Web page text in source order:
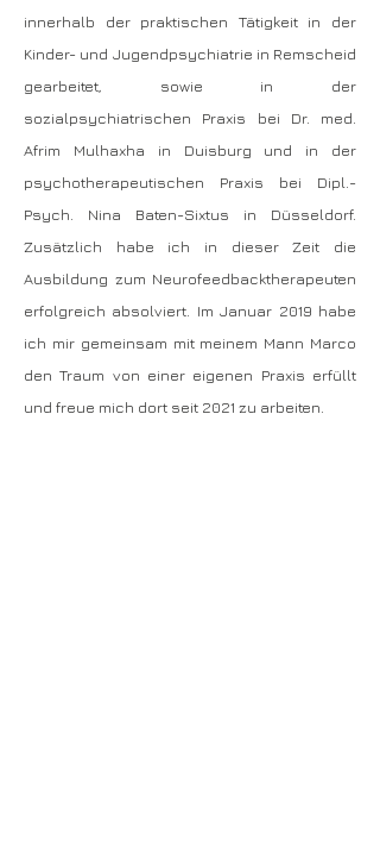
innerhalb der praktischen Tätigkeit in der
Kinder- und Jugendpsychiatrie in Remscheid
gearbeitet, sowie in der
sozialpsychiatrischen Praxis bei Dr. med.
Afrim Mulhaxha in Duisburg und in der
psychotherapeutischen Praxis bei Dipl.-
Psych. Nina Baten-Sixtus in Düsseldorf.
Zusätzlich habe ich in dieser Zeit die
Ausbildung zum Neurofeedbacktherapeuten
erfolgreich absolviert. Im Januar 2019 habe
ich mir gemeinsam mit meinem Mann Marco
den Traum von einer eigenen Praxis erfüllt
und freue mich dort seit 2021 zu arbeiten.